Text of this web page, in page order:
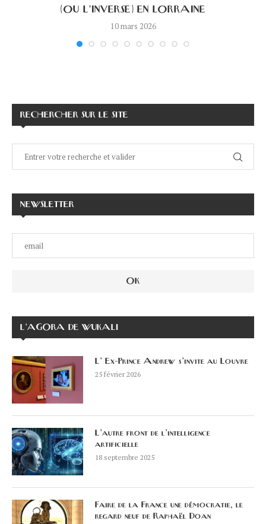
(OU L’INVERSE) EN LORRAINE
10 mars 2026
RECHERCHER SUR LE SITE
NEWSLETTER
L’AGORA DE WUKALI
L’ Ex-Prince Andrew s’invite au Louvre
25 février 2026
L’autre front de l’intelligence
artificielle
18 septembre 2025
Faire de la France une démocratie, le
regard neuf de Raphaël Doan